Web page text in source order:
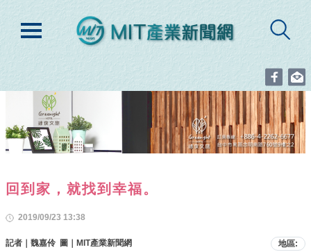
回到家，就找到幸福。
2019/09/23 13:38
記者｜魏嘉伶 圖｜MIT產業新聞網 地區: